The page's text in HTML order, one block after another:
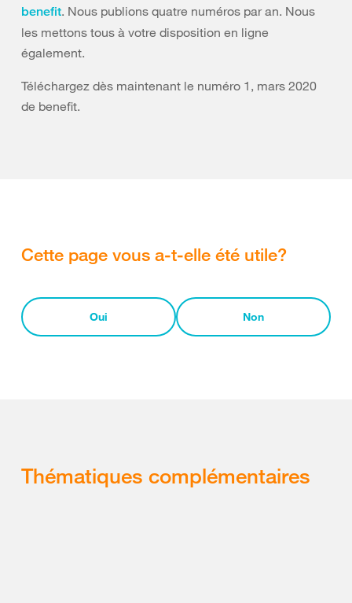
benefit. Nous publions quatre numéros par an. Nous
les mettons tous à votre disposition en ligne
également.
Téléchargez dès maintenant le numéro 1, mars 2020
de benefit.
Cette page vous a-t-elle été utile?
Oui Non
Thématiques complémentaires